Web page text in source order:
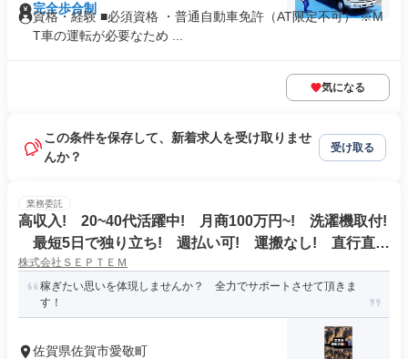
完全歩合制
資格・経験 ■必須資格 ・普通自動車免許（AT限定不可） ※M
T車の運転が必要なため ...
気になる
この条件を保存して、新着求人を受け取りませ
んか？
受け取る
業務委託
高収入! 20~40代活躍中! 月商100万円~! 洗濯機取付!
最短5日で独り立ち! 週払い可! 運搬なし! 直行直
帰!
株式会社ＳＥＰＴＥＭ
稼ぎたい思いを体現しませんか？ 全力でサポートさせて頂きま
す！
佐賀県佐賀市愛敬町